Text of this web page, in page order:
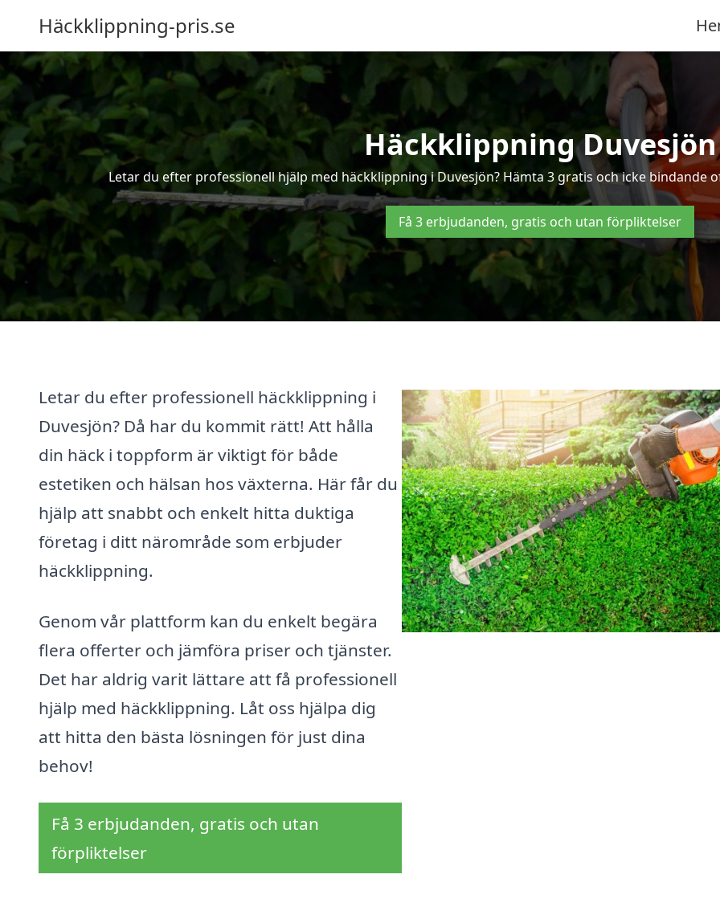
Häckklippning-pris.se
Häckklippning Duvesjön
Letar du efter professionell hjälp med häckklippning i Duvesjön? Hämta 3 gratis och icke bindande
Få 3 erbjudanden, gratis och utan förpliktelser
Letar du efter professionell häckklippning i
Duvesjön? Då har du kommit rätt! Att hålla
din häck i toppform är viktigt för både
estetiken och hälsan hos växterna. Här får du
hjälp att snabbt och enkelt hitta duktiga
företag i ditt närområde som erbjuder
häckklippning.
Genom vår plattform kan du enkelt begära
flera offerter och jämföra priser och tjänster.
Det har aldrig varit lättare att få professionell
hjälp med häckklippning. Låt oss hjälpa dig
att hitta den bästa lösningen för just dina
behov!
Få 3 erbjudanden, gratis och utan
förpliktelser